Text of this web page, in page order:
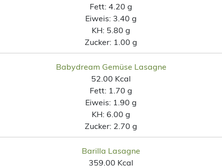
Fett: 4.20 g
Eiweis: 3.40 g
KH: 5.80 g
Zucker: 1.00 g
Babydream Gemüse Lasagne
52.00 Kcal
Fett: 1.70 g
Eiweis: 1.90 g
KH: 6.00 g
Zucker: 2.70 g
Barilla Lasagne
359.00 Kcal